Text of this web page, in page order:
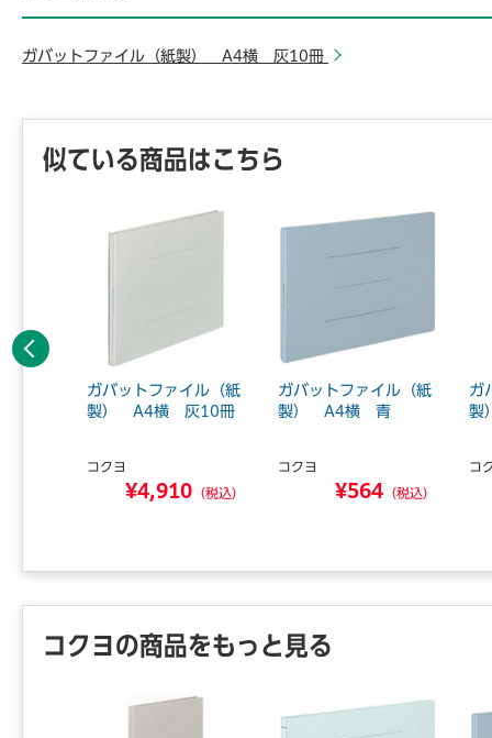
ガバットファイル（紙製） A4横 灰10冊
似ている商品はこちら
ガバットファイル（紙
製） A4横 灰10冊
コクヨ
¥4,910 （税込）
ガバットファイル（紙
製） A4横 青
コクヨ
¥564 （税込）
ガ
製
コ
前へ
コクヨの商品をもっと見る